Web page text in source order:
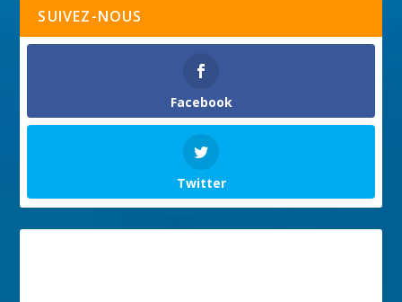
SUIVEZ-NOUS
Facebook
Twitter